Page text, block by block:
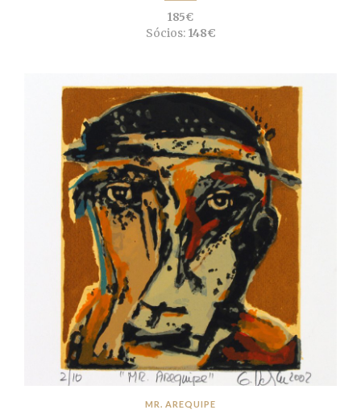
185€
Sócios:148€
MR. AREQUIPE